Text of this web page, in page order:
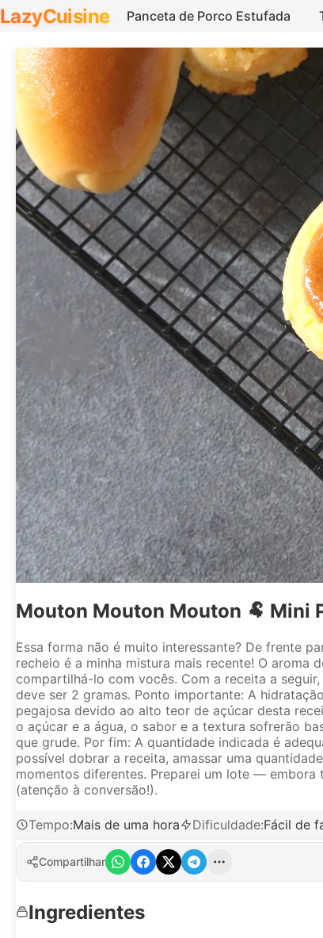
LazyCuisine Panceta de Porco Estufada
Mouton Mouton Mouton 🐏 Mini
Essa forma não é muito interessante? De frente
recheio é a minha mistura mais recente! O
compartilhá-lo com vocês. Com a receita a
deve ser 2 gramas. Ponto importante: A
pegajosa devido ao alto teor de açúcar desta
o açúcar e a água, o sabor e a textura sofrerão
que grude. Por fim: A quantidade indicada é
possível dobrar a receita, amassar uma
momentos diferentes. Preparei um lote —
(atenção à conversão!).
Tempo:Mais de uma hora Dificuldade:Fácil de
Compartilhar
Ingredientes